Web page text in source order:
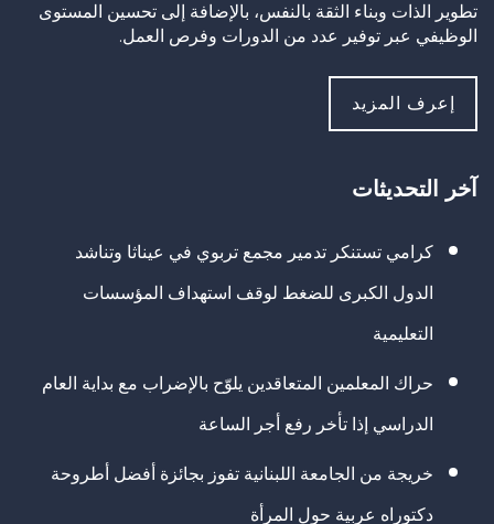
تطوير الذات وبناء الثقة بالنفس، بالإضافة إلى تحسين المستوى
الوظيفي عبر توفير عدد من الدورات وفرص العمل.
إعرف المزيد
آخر التحديثات
كرامي تستنكر تدمير مجمع تربوي في عيناثا وتناشد
الدول الكبرى للضغط لوقف استهداف المؤسسات
التعليمية
حراك المعلمين المتعاقدين يلوّح بالإضراب مع بداية العام
الدراسي إذا تأخر رفع أجر الساعة
خريجة من الجامعة اللبنانية تفوز بجائزة أفضل أطروحة
دكتوراه عربية حول المرأة